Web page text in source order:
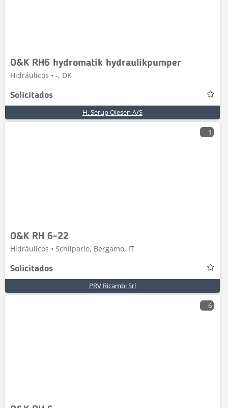
O&K RH6 hydromatik hydraulikpumper
Hidráulicos • -, DK
Solicitados
H. Serup Olesen A/S
1
O&K RH 6-22
Hidráulicos • Schilpario, Bergamo, IT
Solicitados
PRV Ricambi Srl
6